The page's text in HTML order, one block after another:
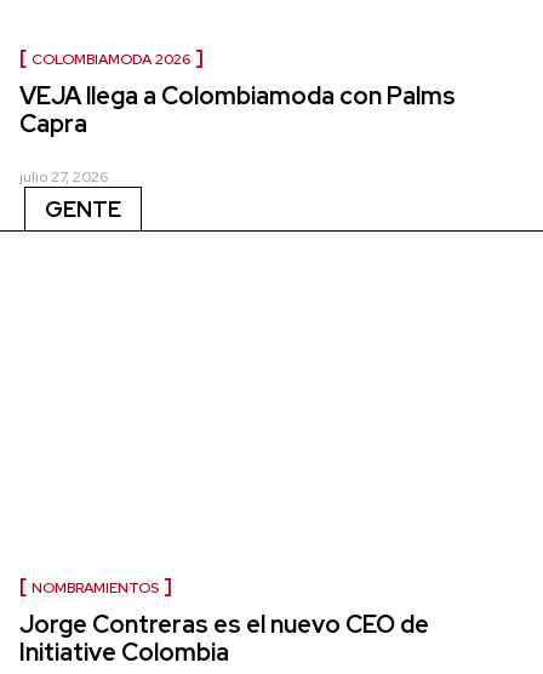
COLOMBIAMODA 2026
VEJA llega a Colombiamoda con Palms
Capra
julio 27, 2026
GENTE
NOMBRAMIENTOS
Jorge Contreras es el nuevo CEO de
Initiative Colombia